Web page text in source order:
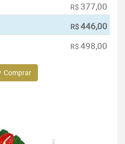
R$ 377,00
R$446,00
R$ 498,00
Comprar